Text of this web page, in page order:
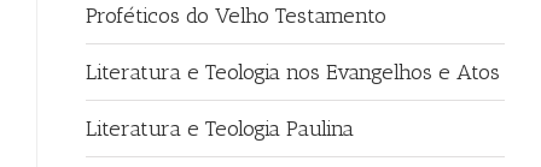
Proféticos do Velho Testamento
Literatura e Teologia nos Evangelhos e Atos
Literatura e Teologia Paulina